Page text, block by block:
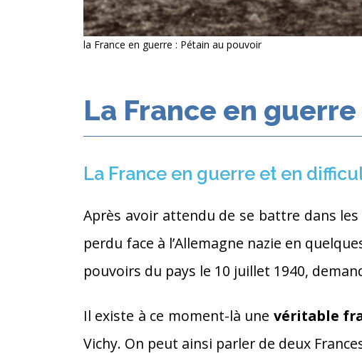
la France en guerre : Pétain au pouvoir
La France en
La France en guerre et en
Après avoir attendu de se battre dans
perdu face à l’Allemagne nazie en
pouvoirs du pays le 10 juillet 1940,
Il existe à ce moment-là une véritable
Vichy. On peut ainsi parler de deux